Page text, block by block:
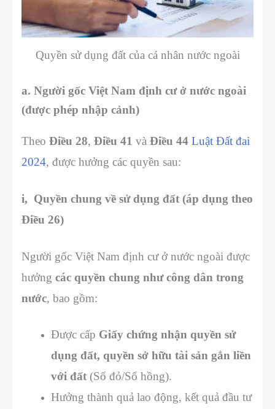
Quyền sử dụng đất của cá nhân nước ngoài
a. Người gốc Việt Nam định cư ở nước ngoài
(được phép nhập cảnh)
Theo Điều 28, Điều 41 và Điều 44 Luật Đất đai
2024, được hưởng các quyền sau:
i, Quyền chung về sử dụng đất (áp dụng theo
Điều 26)
Người gốc Việt Nam định cư ở nước ngoài được
hưởng các quyền chung như công dân trong
nước, bao gồm:
Được cấp Giấy chứng nhận quyền sử
dụng đất, quyền sở hữu tài sản gắn liền
với đất (Sổ đỏ/Sổ hồng).
Hưởng thành quả lao động, kết quả đầu tư